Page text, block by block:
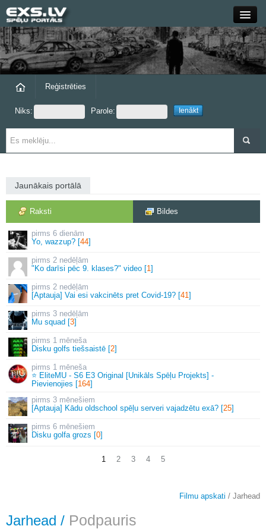
Close
Forums
Grupas
Reģistrēties
Niks: Parole:
Jaunākais portālā
Raksti Bildes
6 dienām
Yo, wazzup? [44]
2 nedēļām
"Ko darīsi pēc 9. klases?" video [1]
2 nedēļām
[Aptauja] Vai esi vakcinēts pret Covid-19? [41]
3 nedēļām
Mu squad [3]
1 mēneša
Disku golfs tiešsaistē [2]
1 mēneša
⭐ EliteMU - S6 E3 Original [Unikāls Spēļu Projekts] -
Pievienojies [164]
3 mēnešiem
[Aptauja] Kādu oldschool spēļu serveri vajadzētu exā? [25]
6 mēnešiem
Disku golfa grozs [0]
1 2 3 4 5
Filmu apskati / Jarhead
Jarhead / Podpauris